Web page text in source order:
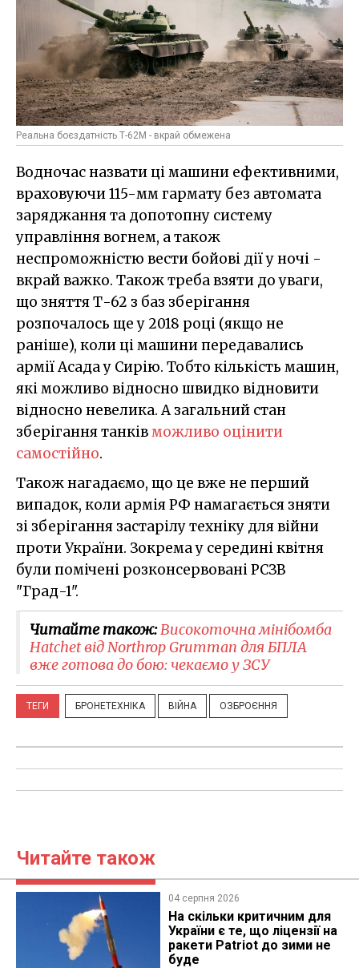
Реальна боєздатність Т-62М - вкрай обмежена
Водночас назвати ці машини ефективними,
враховуючи 115-мм гармату без автомата
заряджання та допотопну систему
управління вогнем, а також
неспроможністю вести бойові дії у ночі -
вкрай важко. Також треба взяти до уваги,
що зняття Т-62 з баз зберігання
розпочалось ще у 2018 році (якщо не
раніше), коли ці машини передавались
армії Асада у Сирію. Тобто кількість машин,
які можливо відносно швидко відновити
відносно невелика. А загальний стан
зберігання танківможливо оцінити
самостійно.
Також нагадаємо, що це вже не перший
випадок, коли армія РФ намагається зняти
зі зберігання застарілу техніку для війни
проти України. Зокрема у середині квітня
були помічені розконсервовані РСЗВ
"Град-1".
Читайте також:Високоточна мінібомба
Hatchet від Northrop Grumman для БПЛА
вже готова до бою: чекаємо у ЗСУ
ТЕГИ БРОНЕТЕХНІКА ВІЙНА ОЗБРОЄННЯ
Читайте також
04 серпня 2026
На скільки критичним для
України є те, що ліцензії на
ракети Patriot до зими не
буде